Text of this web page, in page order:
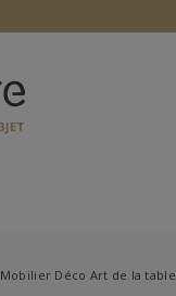
Mobilier Déco Art de la table